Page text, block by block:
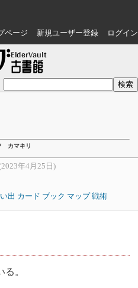
ページ 新規ユーザー登録 ログイン
カマキリ
年4月25日)
出 カード ブック マップ 戦術
。